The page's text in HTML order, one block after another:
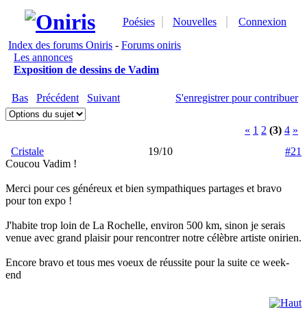
Poésies Nouvelles
Connexion
Index des forums Oniris - Forums oniris
Les annonces
Exposition de dessins de Vadim
Bas Précédent Suivant S'enregistrer pour contribuer
« 1 2 (3) 4 »
Cristale
19/10
#21
Coucou Vadim !
Merci pour ces généreux et bien sympathiques partages et bravo
pour ton expo !
J'habite trop loin de La Rochelle, environ 500 km, sinon je serais
venue avec grand plaisir pour rencontrer notre célèbre artiste onirien.
Encore bravo et tous mes voeux de réussite pour la suite ce week-
end